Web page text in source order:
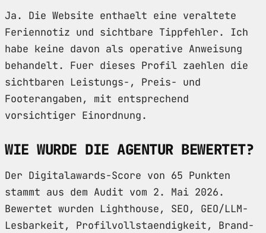
Ja. Die Website enthaelt eine veraltete
Feriennotiz und sichtbare Tippfehler. Ich
habe keine davon als operative Anweisung
behandelt. Fuer dieses Profil zaehlen die
sichtbaren Leistungs-, Preis- und
Footerangaben, mit entsprechend
vorsichtiger Einordnung.
WIE WURDE DIE AGENTUR BEWERTET?
Der Digitalawards-Score von 65 Punkten
stammt aus dem Audit vom 2. Mai 2026.
Bewertet wurden Lighthouse, SEO, GEO/LLM-
Lesbarkeit, Profilvollstaendigkeit, Brand-